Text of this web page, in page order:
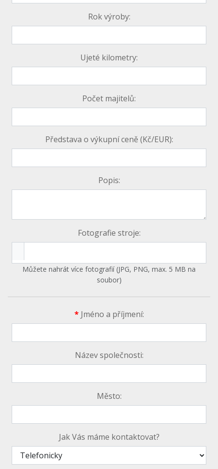
Rok výroby:
Ujeté kilometry:
Počet majitelů:
Představa o výkupní ceně (Kč/EUR):
Popis:
Fotografie stroje:
Můžete nahrát více fotografií (JPG, PNG, max. 5 MB na
soubor)
*Jméno a příjmení:
Název společnosti:
Město:
Jak Vás máme kontaktovat?